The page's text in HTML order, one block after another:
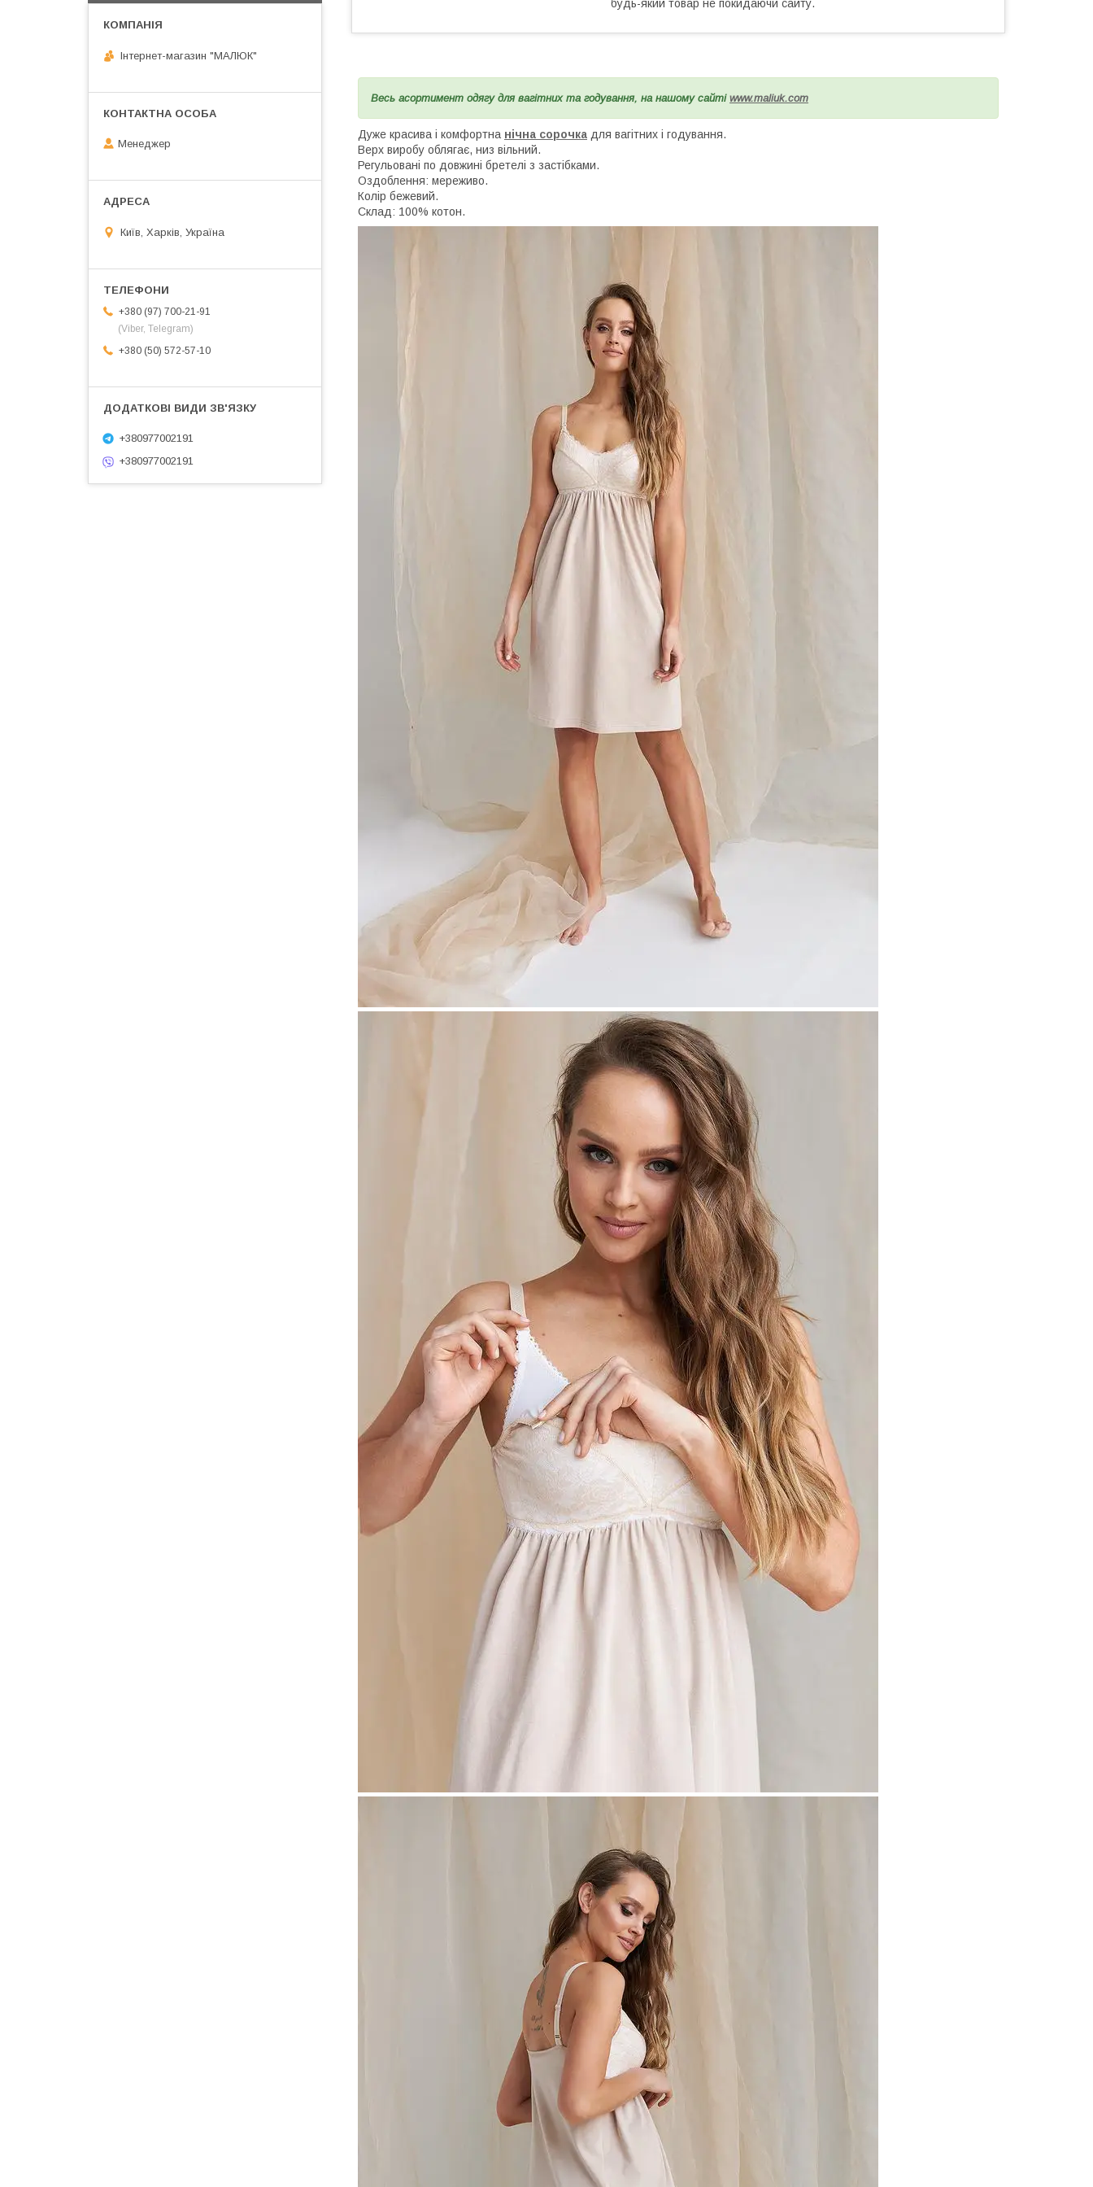
будь-який товар не покидаючи сайту.
Весь асортимент одягу для вагітних та годування, на нашому сайті www.maliuk.com
Дуже красива і комфортна нічна сорочка для вагітних і годування.
Верх виробу облягає, низ вільний.
Регульовані по довжині бретелі з застібками.
Оздоблення: мереживо.
Колір бежевий.
Склад: 100% котон.
Інтернет-магазин "МАЛЮК"
Менеджер
Київ, Харків, Україна
+380 (97) 700-21-91
(Viber, Telegram)
+380 (50) 572-57-10
+380977002191
+380977002191